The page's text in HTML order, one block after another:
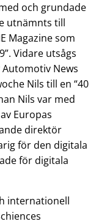
och grundade
utnämnts till
Magazine som
Vidare utsågs
Automotiv News
Nils till en “40
Nils var med
Europas
direktör
för den digitala
för digitala
internationell